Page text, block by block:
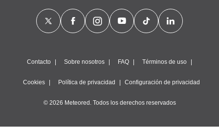
básicos, crear perfiles para publicidad personalizada, utilizar
perfiles para seleccionar la publicidad personalizada, crear un
perfil para personalizar el contenido, uso de perfiles para la
comprender al público a través de estadísticas o a través de
desarrollo y mejora de los servicios, uso de datos limitados
Datos de localización geográfica precisa e identificación
Contacto Sobre nosotros FAQ Términos de uso
Cookies Política de privacidad Configuración de privacidad
© 2026 Meteored. Todos los derechos reservados